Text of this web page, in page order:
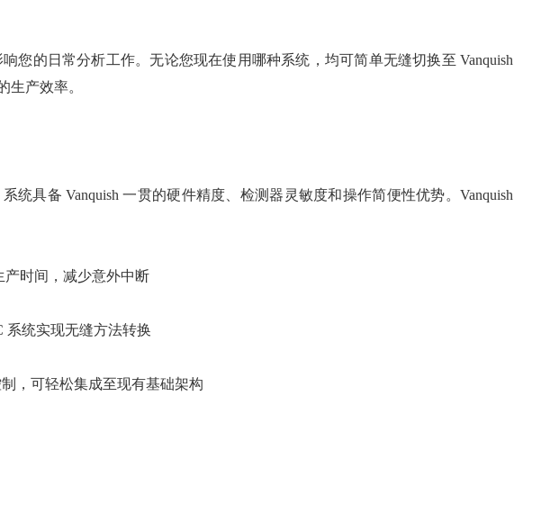
响您的日常分析工作。无论您现在使用哪种系统，均可简单无缝切换至 Vanquish
生产效率。
系统具备 Vanquish 一贯的硬件精度、检测器灵敏度和操作简便性优势。Vanquish
产时间，减少意外中断
系统实现无缝方法转换
制，可轻松集成至现有基础架构